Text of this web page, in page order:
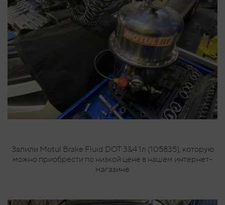
Залили Motul Brake Fluid DOT 3&4 1л (105835), которую
можно приобрести по низкой цене в нашем интернет-
магазине